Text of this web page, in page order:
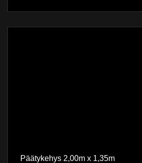
Päätykehys 2,00m x 1,35m